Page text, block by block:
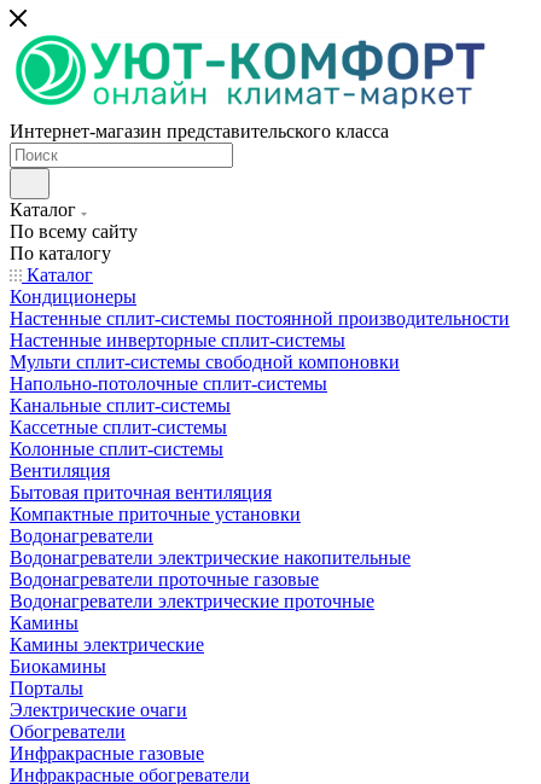
Интернет-магазин представительского класса
Каталог
По всему сайту
По каталогу
Каталог
Кондиционеры
Настенные сплит-системы постоянной производительности
Настенные инверторные сплит-системы
Мульти сплит-системы свободной компоновки
Напольно-потолочные сплит-системы
Канальные сплит-системы
Кассетные сплит-системы
Колонные сплит-системы
Вентиляция
Бытовая приточная вентиляция
Компактные приточные установки
Водонагреватели
Водонагреватели электрические накопительные
Водонагреватели проточные газовые
Водонагреватели электрические проточные
Камины
Камины электрические
Биокамины
Порталы
Электрические очаги
Обогреватели
Инфракрасные газовые
Инфракрасные обогреватели